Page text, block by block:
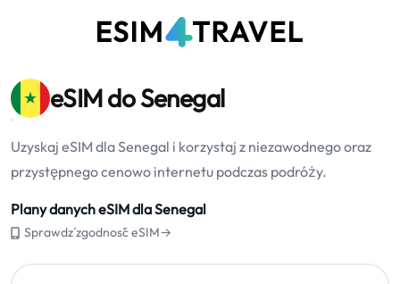
eSIM do Senegal
Uzyskaj eSIM dla Senegal i korzystaj z niezawodnego oraz
przystępnego cenowo internetu podczas podróży.
Plany danych eSIM dla Senegal
Sprawdź zgodność eSIM→